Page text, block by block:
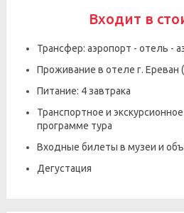
Входит в
Трансфер: аэропорт - отель -
Проживание в отеле г. Ереван
Питание: 4 завтрака
Транспортное и
программе тура
Входные билеты в музеи и
Дегустация